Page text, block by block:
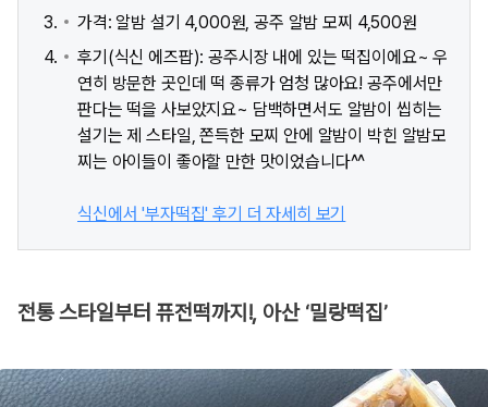
가격: 알밤 설기 4,000원, 공주 알밤 모찌 4,500원
후기(식신 에즈팝): 공주시장 내에 있는 떡집이에요~ 우
연히 방문한 곳인데 떡 종류가 엄청 많아요! 공주에서만
판다는 떡을 사보았지요~ 담백하면서도 알밤이 씹히는
설기는 제 스타일, 쫀득한 모찌 안에 알밤이 박힌 알밤모
찌는 아이들이 좋아할 만한 맛이었습니다^^
식신에서 '부자떡집' 후기 더 자세히 보기
전통 스타일부터 퓨전떡까지!, 아산 ‘밀랑떡집’